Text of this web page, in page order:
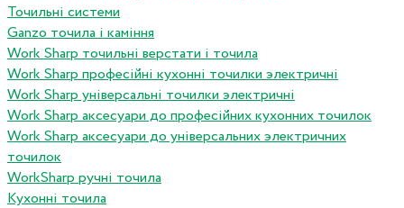
Точильні системи
Ganzo точила і каміння
Work Sharp точильні верстати і точила
Work Sharp професiйнi кухоннi точилки электричнi
Work Sharp унiверсальнi точилки электричнi
Work Sharp аксесуари до професiйних кухонних точилок
Work Sharp аксесуари до унiверсальних электричних
точилок
WorkSharp ручні точила
Кухонні точила